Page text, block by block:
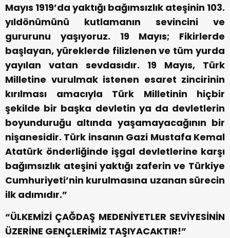
Mayıs 1919’da yaktığı bağımsızlık ateşinin 103.
yıldönümünü kutlamanın sevincini ve
gururunu yaşıyoruz. 19 Mayıs; Fikirlerde
başlayan, yüreklerde filizlenen ve tüm yurda
yayılan vatan sevdasıdır. 19 Mayıs, Türk
Milletine vurulmak istenen esaret zincirinin
kırılması amacıyla Türk Milletinin hiçbir
şekilde bir başka devletin ya da devletlerin
boyunduruğu altında yaşamayacağının bir
nişanesidir. Türk insanın Gazi Mustafa Kemal
Atatürk önderliğinde işgal devletlerine karşı
bağımsızlık ateşini yaktığı zaferin ve Türkiye
Cumhuriyeti’nin kurulmasına uzanan sürecin
ilk adımıdır.”
“ÜLKEMİZİ ÇAĞDAŞ MEDENİYETLER SEVİYESİNİN
ÜZERİNE GENÇLERİMİZ TAŞIYACAKTIR!”